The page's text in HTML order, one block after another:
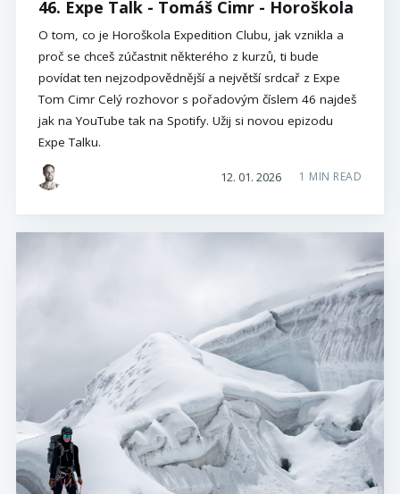
46. Expe Talk - Tomáš Cimr - Horoškola
O tom, co je Horoškola Expedition Clubu, jak vznikla a
proč se chceš zúčastnit některého z kurzů, ti bude
povídat ten nejzodpovědnější a největší srdcař z Expe
Tom Cimr Celý rozhovor s pořadovým číslem 46 najdeš
jak na YouTube tak na Spotify. Užij si novou epizodu
Expe Talku.
12. 01. 2026 1 MIN READ